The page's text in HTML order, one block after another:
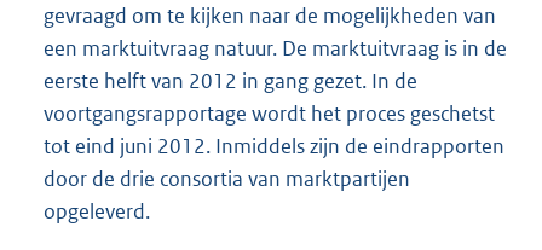
gevraagd om te kijken naar de mogelijkheden van
een marktuitvraag natuur. De marktuitvraag is in de
eerste helft van 2012 in gang gezet. In de
voortgangsrapportage wordt het proces geschetst
tot eind juni 2012. Inmiddels zijn de eindrapporten
door de drie consortia van marktpartijen
opgeleverd.